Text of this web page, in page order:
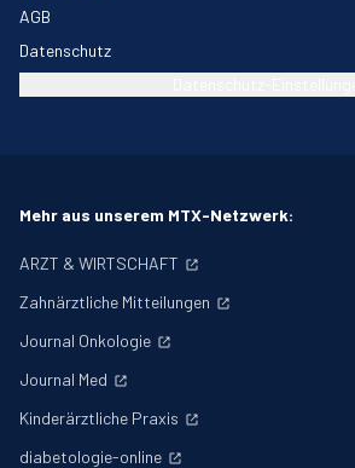
AGB
Datenschutz
Mehr aus unserem MTX-Netzwerk:
ARZT & WIRTSCHAFT
Zahnärztliche Mitteilungen
Journal Onkologie
Journal Med
Kinderärztliche Praxis
diabetologie-online